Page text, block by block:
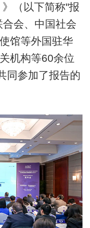
（以下简称"报
会、中国社会
馆等外国驻华
机构等60余位
同参加了报告的